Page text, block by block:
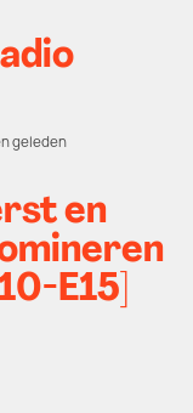
geleden
en
E15]